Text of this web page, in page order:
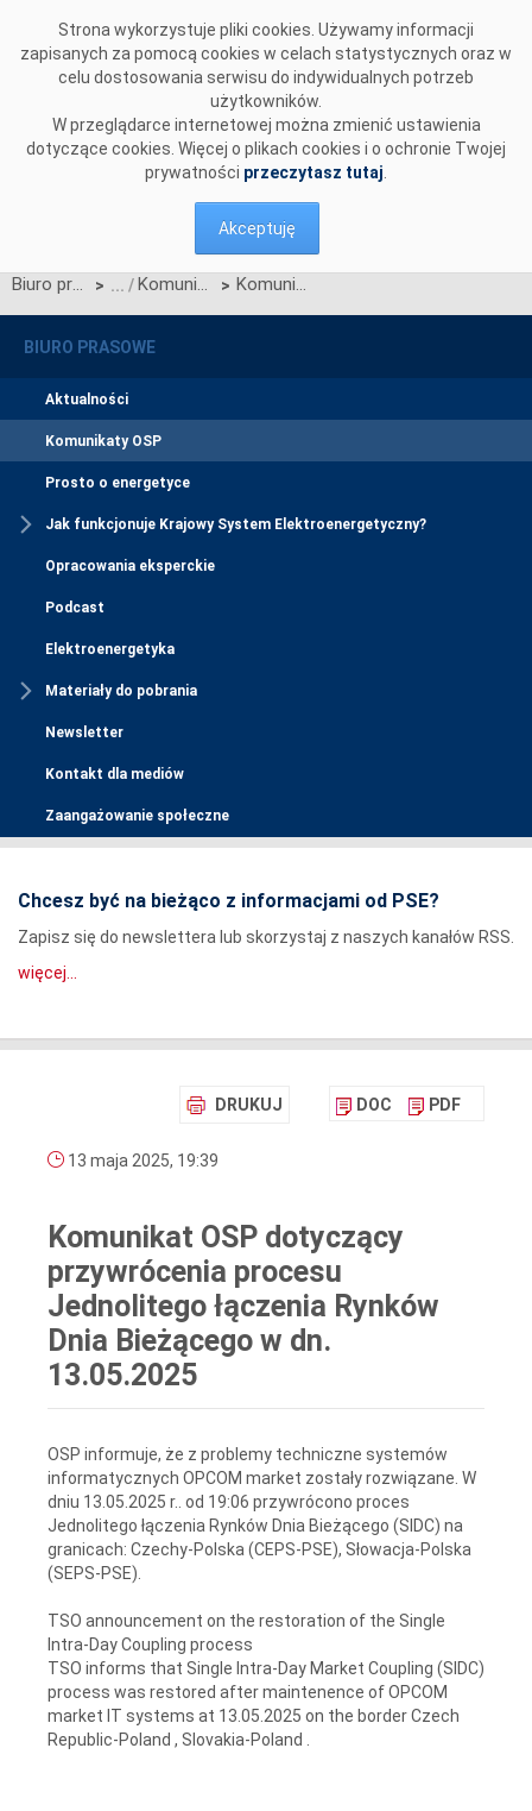
Strona wykorzystuje pliki cookies. Używamy informacji
zapisanych za pomocą cookies w celach statystycznych oraz w
celu dostosowania serwisu do indywidualnych potrzeb
użytkowników.
W przeglądarce internetowej można zmienić ustawienia
dotyczące cookies. Więcej o plikach cookies i o ochronie Twojej
prywatności przeczytasz tutaj
Akceptuję
Biuro prasowe > Komunikaty OSP > Komunikat OSP dotyczący przywrócenia procesu Jednolitego łączenia Rynków Dnia Bieżącego w dn. 13.05.2025
BIURO PRASOWE
Aktualności
Komunikaty OSP
Prosto o energetyce
Jak funkcjonuje Krajowy System Elektroenergetyczny?
Opracowania eksperckie
Podcast
Elektroenergetyka
Materiały do pobrania
Newsletter
Kontakt dla mediów
Zaangażowanie społeczne
Chcesz być na bieżąco z informacjami od PSE?
Zapisz się do newslettera lub skorzystaj z naszych kanałów RSS.
więcej...
DRUKUJ DOC PDF
13 maja 2025, 19:39
Komunikat OSP dotyczący
przywrócenia procesu
Jednolitego łączenia Rynków
Dnia Bieżącego w dn.
13.05.2025
OSP informuje, że z problemy techniczne systemów
informatycznych OPCOM market zostały rozwiązane. W
dniu 13.05.2025 r.. od 19:06 przywrócono proces
Jednolitego łączenia Rynków Dnia Bieżącego (SIDC) na
granicach: Czechy-Polska (CEPS-PSE), Słowacja-Polska
(SEPS-PSE).
TSO announcement on the restoration of the Single
Intra-Day Coupling process
TSO informs that Single Intra-Day Market Coupling (SIDC)
process was restored after maintenence of OPCOM
market IT systems at 13.05.2025 on the border Czech
Republic-Poland , Slovakia-Poland .